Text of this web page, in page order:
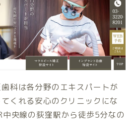
科は各分野のエキスパートが
くれる安心のクリニックにな
央線の荻窪駅から徒歩5分なの